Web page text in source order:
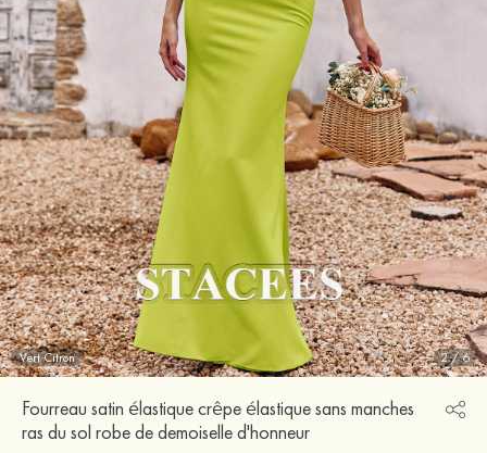
Vert Citron 2/6
Fourreau satin élastique crêpe élastique sans manches
ras du sol robe de demoiselle d'honneur